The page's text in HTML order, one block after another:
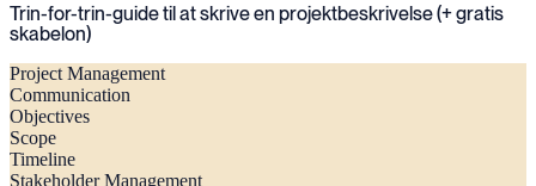
Trin-for-trin-guide til at skrive en projektbeskrivelse (+ gratis
skabelon)
Project Management
Communication
Objectives
Scope
Timeline
Stakeholder Management